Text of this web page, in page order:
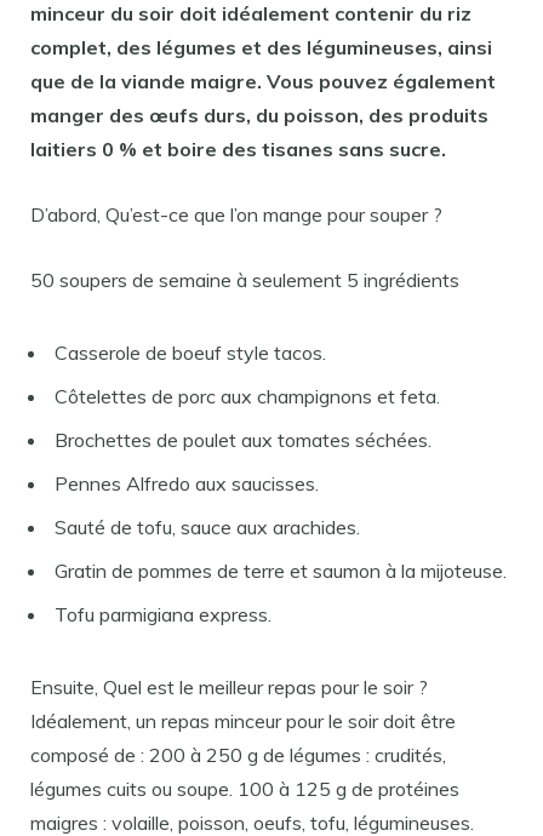
minceur du soir doit idéalement contenir du riz
complet, des légumes et des légumineuses, ainsi
que de la viande maigre. Vous pouvez également
manger des œufs durs, du poisson, des produits
laitiers 0 % et boire des tisanes sans sucre.
D’abord, Qu’est-ce que l’on mange pour souper ?
50 soupers de semaine à seulement 5 ingrédients
Casserole de boeuf style tacos.
Côtelettes de porc aux champignons et feta.
Brochettes de poulet aux tomates séchées.
Pennes Alfredo aux saucisses.
Sauté de tofu, sauce aux arachides.
Gratin de pommes de terre et saumon à la mijoteuse.
Tofu parmigiana express.
Ensuite, Quel est le meilleur repas pour le soir ?
Idéalement, un repas minceur pour le soir doit être
composé de : 200 à 250 g de légumes : crudités,
légumes cuits ou soupe. 100 à 125 g de protéines
maigres : volaille, poisson, oeufs, tofu, légumineuses.